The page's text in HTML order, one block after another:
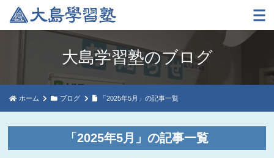
大島学習塾のブログ
ホーム ブログ 「2025年5月」の記事一覧
「2025年5月」の記事一覧